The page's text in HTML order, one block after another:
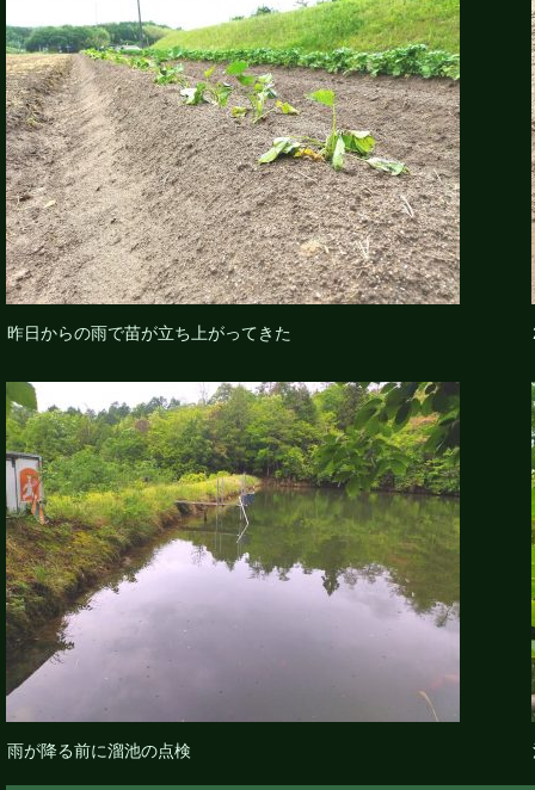
昨日からの雨で苗が立ち上がってきた
雨が降る前に溜池の点検